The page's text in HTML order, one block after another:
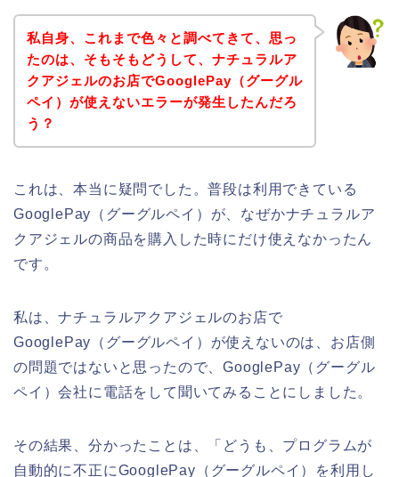
私自身、これまで色々と調べてきて、思っ
たのは、そもそもどうして、ナチュラルア
クアジェルのお店でGooglePay（グーグル
ペイ）が使えないエラーが発生したんだろ
う？
これは、本当に疑問でした。普段は利用できている
GooglePay（グーグルペイ）が、なぜかナチュラルア
クアジェルの商品を購入した時にだけ使えなかったん
です。
私は、ナチュラルアクアジェルのお店で
GooglePay（グーグルペイ）が使えないのは、お店側
の問題ではないと思ったので、GooglePay（グーグル
ペイ）会社に電話をして聞いてみることにしました。
その結果、分かったことは、「どうも、プログラムが
自動的に不正にGooglePay（グーグルペイ）を利用し